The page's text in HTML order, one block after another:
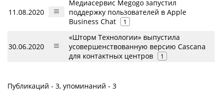
11.08.2020
Медиасервис Megogo запустил
поддержку пользователей в Apple
Business Chat
1
30.06.2020
«Шторм Технологии» выпустила
усовершенствованную версию Cascana
для контактных центров
1
Публикаций - 3, упоминаний - 3